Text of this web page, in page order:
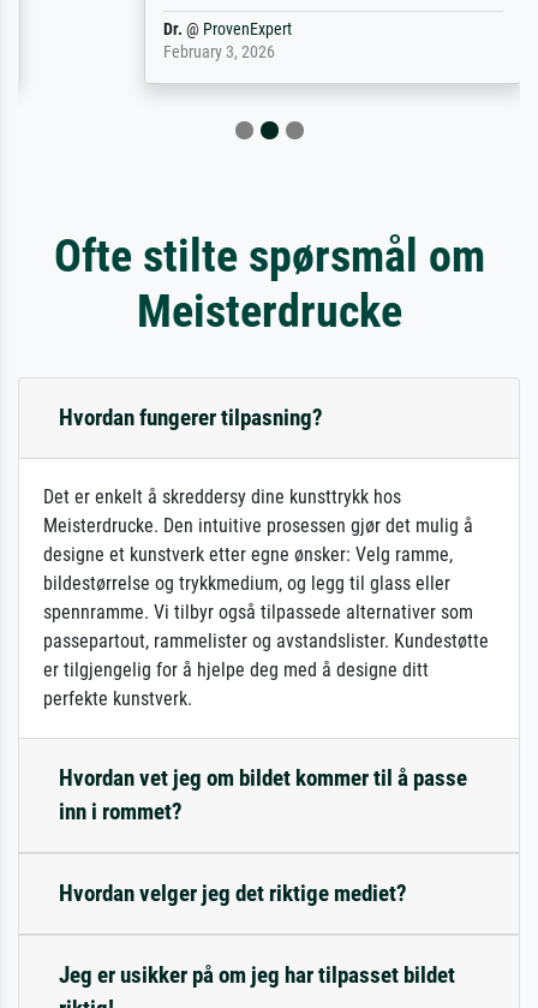
ProvenExpert
February 3, 2026
Ofte stilte spørsmål om
Meisterdrucke
Hvordan fungerer tilpasning?
Det er enkelt å skreddersy dine kunsttrykk hos
Meisterdrucke. Den intuitive prosessen gjør det mulig å
designe et kunstverk etter egne ønsker: Velg ramme,
bildestørrelse og trykkmedium, og legg til glass eller
spennramme. Vi tilbyr også tilpassede alternativer som
passepartout, rammelister og avstandslister. Kundestøtte
er tilgjengelig for å hjelpe deg med å designe ditt
perfekte kunstverk.
Hvordan vet jeg om bildet kommer til å passe
inn i rommet?
Hvordan velger jeg det riktige mediet?
Jeg er usikker på om jeg har tilpasset bildet